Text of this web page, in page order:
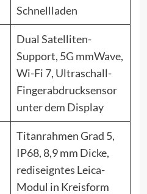
Schnellladen
Dual Satelliten-
Support, 5G mmWave,
Wi-Fi 7, Ultraschall-
Fingerabdrucksensor
unter dem Display
Titanrahmen Grad 5,
IP68, 8,9 mm Dicke,
rediseigntes Leica-
Modul in Kreisform